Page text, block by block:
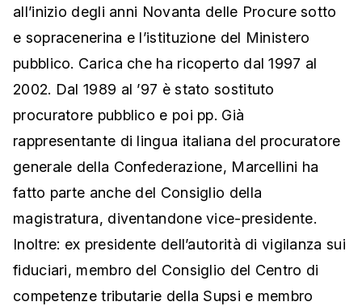
all’inizio degli anni Novanta delle Procure sotto
e sopracenerina e l’istituzione del Ministero
pubblico. Carica che ha ricoperto dal 1997 al
2002. Dal 1989 al ’97 è stato sostituto
procuratore pubblico e poi pp. Già
rappresentante di lingua italiana del procuratore
generale della Confederazione, Marcellini ha
fatto parte anche del Consiglio della
magistratura, diventandone vice-presidente.
Inoltre: ex presidente dell’autorità di vigilanza sui
fiduciari, membro del Consiglio del Centro di
competenze tributarie della Supsi e membro